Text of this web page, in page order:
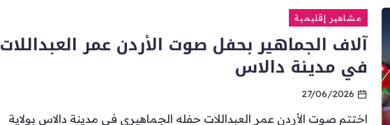
مشاهير إقليمية
آلاف الجماهير بحفل صوت الأردن عمر العبداللات
في مدينة دالاس
27/06/2026
اختتم صوت الأردن عمر العبداللات حفله الجماهيري في مدينة دالاس بولاية